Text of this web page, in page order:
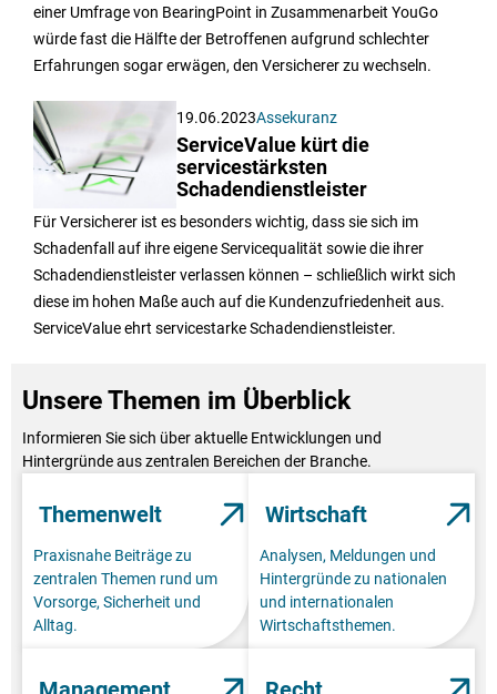
einer Umfrage von BearingPoint in Zusammenarbeit YouGo
würde fast die Hälfte der Betroffenen aufgrund schlechter
Erfahrungen sogar erwägen, den Versicherer zu wechseln.
19.06.2023Assekuranz
ServiceValue kürt die
servicestärksten
Schadendienstleister
Für Versicherer ist es besonders wichtig, dass sie sich im
Schadenfall auf ihre eigene Servicequalität sowie die ihrer
Schadendienstleister verlassen können – schließlich wirkt sich
diese im hohen Maße auch auf die Kundenzufriedenheit aus.
ServiceValue ehrt servicestarke Schadendienstleister.
Unsere Themen im Überblick
Informieren Sie sich über aktuelle Entwicklungen und
Hintergründe aus zentralen Bereichen der Branche.
Themenwelt
Praxisnahe Beiträge zu
zentralen Themen rund um
Vorsorge, Sicherheit und
Alltag.
Wirtschaft
Analysen, Meldungen und
Hintergründe zu nationalen
und internationalen
Wirtschaftsthemen.